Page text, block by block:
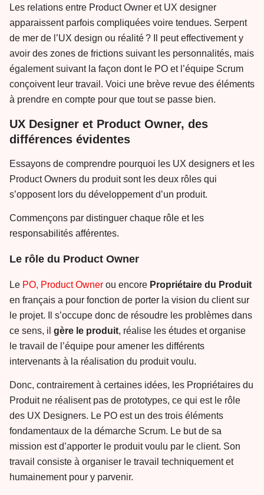
Les relations entre Product Owner et UX designer
apparaissent parfois compliquées voire tendues. Serpent
de mer de l’UX design ou réalité ? Il peut effectivement y
avoir des zones de frictions suivant les personnalités, mais
également suivant la façon dont le PO et l’équipe Scrum
conçoivent leur travail. Voici une brève revue des éléments
à prendre en compte pour que tout se passe bien.
UX Designer et Product Owner, des
différences évidentes
Essayons de comprendre pourquoi les UX designers et les
Product Owners du produit sont les deux rôles qui
s’opposent lors du développement d’un produit.
Commençons par distinguer chaque rôle et les
responsabilités afférentes.
Le rôle du Product Owner
Le PO, Product Owner ou encore Propriétaire du Produit
en français a pour fonction de porter la vision du client sur
le projet. Il s’occupe donc de résoudre les problèmes dans
ce sens, il gère le produit, réalise les études et organise
le travail de l’équipe pour amener les différents
intervenants à la réalisation du produit voulu.
Donc, contrairement à certaines idées, les Propriétaires du
Produit ne réalisent pas de prototypes, ce qui est le rôle
des UX Designers. Le PO est un des trois éléments
fondamentaux de la démarche Scrum. Le but de sa
mission est d’apporter le produit voulu par le client. Son
travail consiste à organiser le travail techniquement et
humainement pour y parvenir.